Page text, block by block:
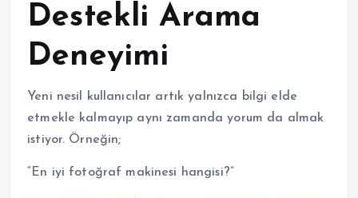
Destekli Arama
Deneyimi
Yeni nesil kullanıcılar artık yalnızca bilgi elde
etmekle kalmayıp aynı zamanda yorum da almak
istiyor. Örneğin;
“En iyi fotoğraf makinesi hangisi?”